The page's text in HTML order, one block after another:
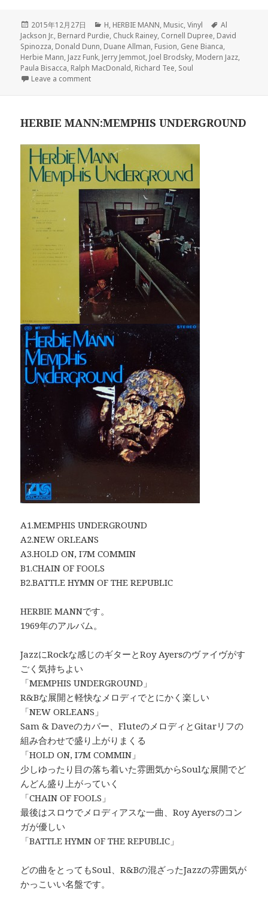
Posted
on
2015年12月27日 Categories
H, HERBIE MANN, Music,Vinyl Tags
Al
Jackson Jr., Bernard Purdie, Chuck Rainey, Cornell Dupree, David
Spinozza, Donald Dunn, Duane Allman, Fusion, Gene Bianca,
Herbie Mann, Jazz Funk, Jerry Jemmot, Joel Brodsky, Modern Jazz,
Paula Bisacca, Ralph MacDonald, Richard Tee, Soul
Leave a comment
HERBIE MANN:MEMPHIS UNDERGROUND
A1.MEMPHIS UNDERGROUND
A2.NEW ORLEANS
A3.HOLD ON, I7M COMMIN
B1.CHAIN OF FOOLS
B2.BATTLE HYMN OF THE REPUBLIC
HERBIE MANNです。
1969年のアルバム。
JazzにRockな感じのギターとRoy Ayersのヴァイヴがす
ごく気持ちよい
「MEMPHIS UNDERGROUND」
R&Bな展開と軽快なメロディでとにかく楽しい
「NEW ORLEANS」
Sam & Daveのカバー、FluteのメロディとGitarリフの
組み合わせで盛り上がりまくる
「HOLD ON, I7M COMMIN」
少しゆったり目の落ち着いた雰囲気からSoulな展開でど
んどん盛り上がっていく
「CHAIN OF FOOLS」
最後はスロウでメロディアスな一曲、Roy Ayersのコン
ガが優しい
「BATTLE HYMN OF THE REPUBLIC」
どの曲をとってもSoul、R&Bの混ざったJazzの雰囲気が
かっこいい名盤です。